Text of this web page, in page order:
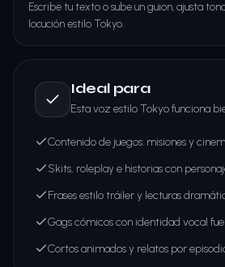
Escribe tu texto o sube un guion, ajusta
locución estilo Tokyo.
Ideal para
Esta voz estilo Tokyo funciona
Contenido de juegos: misiones y
Skits, roleplay e historias con
Frases estilo tráiler y lecturas
Gags cómicos con identidad vocal
Cortos animados y relatos por